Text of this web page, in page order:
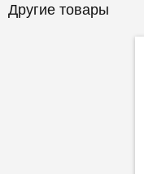
Другие товары